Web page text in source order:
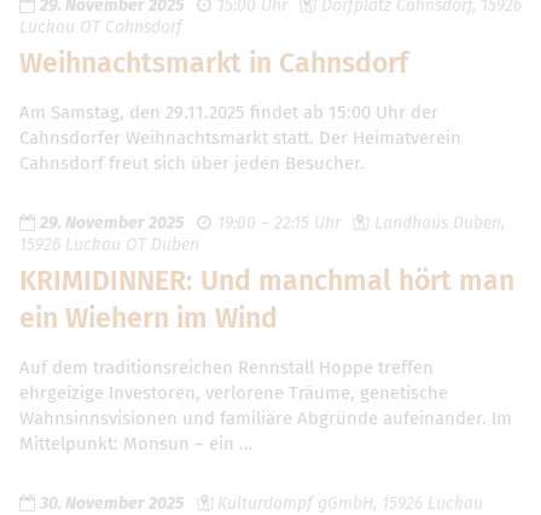
29. November 2025 15:00 Uhr
Dorfplatz Cahnsdorf, 15926
Luckau OT Cahnsdorf
Weihnachtsmarkt in Cahnsdorf
Am Samstag, den 29.11.2025 findet ab 15:00 Uhr der
Cahnsdorfer Weihnachtsmarkt statt. Der Heimatverein
Cahnsdorf freut sich über jeden Besucher.
29. November 2025 19:00 – 22:15 Uhr
Landhaus Duben,
15926 Luckau OT Duben
KRIMIDINNER: Und manchmal hört man
ein Wiehern im Wind
Auf dem traditionsreichen Rennstall Hoppe treffen
ehrgeizige Investoren, verlorene Träume, genetische
Wahnsinnsvisionen und familiäre Abgründe aufeinander. Im
Mittelpunkt: Monsun – ein …
30. November 2025 Kulturdampf gGmbH, 15926 Luckau